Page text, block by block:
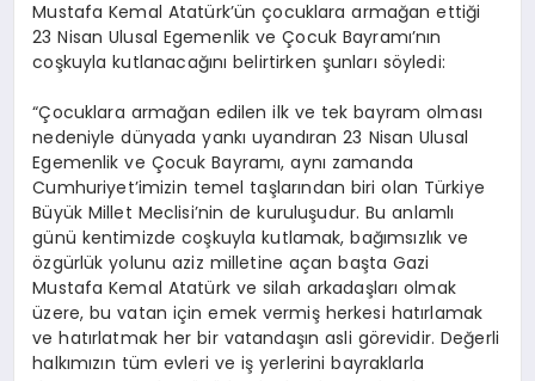
Mustafa Kemal Atatürk’ün çocuklara armağan ettiği
23 Nisan Ulusal Egemenlik ve Çocuk Bayramı’nın
coşkuyla kutlanacağını belirtirken şunları söyledi:
“Çocuklara armağan edilen ilk ve tek bayram olması
nedeniyle dünyada yankı uyandıran 23 Nisan Ulusal
Egemenlik ve Çocuk Bayramı, aynı zamanda
Cumhuriyet’imizin temel taşlarından biri olan Türkiye
Büyük Millet Meclisi’nin de kuruluşudur. Bu anlamlı
günü kentimizde coşkuyla kutlamak, bağımsızlık ve
özgürlük yolunu aziz milletine açan başta Gazi
Mustafa Kemal Atatürk ve silah arkadaşları olmak
üzere, bu vatan için emek vermiş herkesi hatırlamak
ve hatırlatmak her bir vatandaşın asli görevidir. Değerli
halkımızın tüm evleri ve iş yerlerini bayraklarla